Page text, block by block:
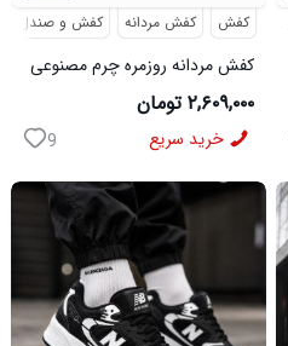
کفش کفش مردانه کفش و صندل
کفش مردانه روزمره چرم مصنوعی
50919
۲,۶۰۹,۰۰۰ تومان
خرید سریع 9